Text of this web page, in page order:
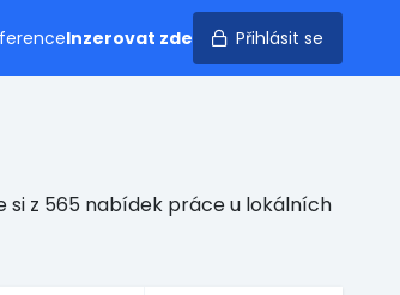
Inzerovat zde Přihlásit se
si z 565 nabídek práce u lokálních